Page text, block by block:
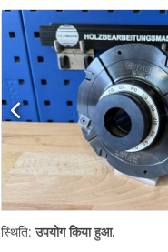
स्थिति:उपयोग किया हुआ,